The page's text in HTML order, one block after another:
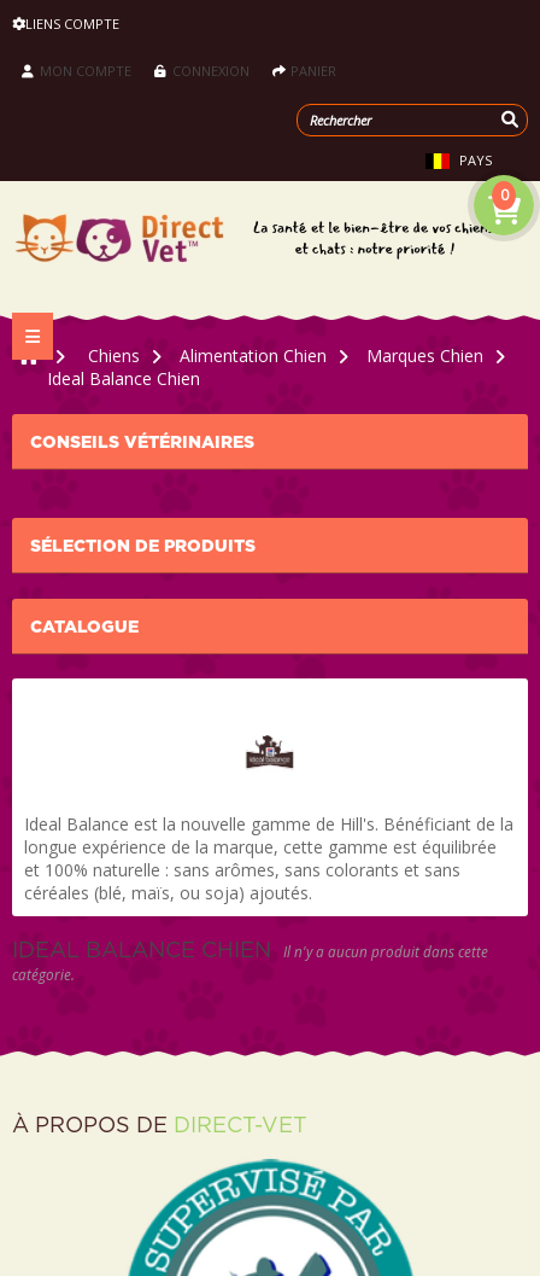
LIENS COMPTE
MON COMPTE CONNEXION PANIER
PAYS
0
Navigation bascule
>
Chiens > Alimentation Chien >
Marques Chien
Ideal Balance Chien
CONSEILS VÉTÉRINAIRES
SÉLECTION DE PRODUITS
CATALOGUE
Ideal Balance est la nouvelle gamme de Hill's. Bénéficiant de la
longue expérience de la marque, cette gamme est équilibrée
et 100% naturelle : sans arômes, sans colorants et sans
céréales (blé, maïs, ou soja) ajoutés.
IDEAL BALANCE CHIEN Il n'y a aucun produit dans cette
catégorie.
À PROPOS DE DIRECT-VET